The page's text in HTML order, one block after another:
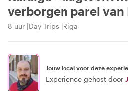
verborgen parel van
8 uur Day Trips Riga
Jouw local voor deze
Experience gehost door